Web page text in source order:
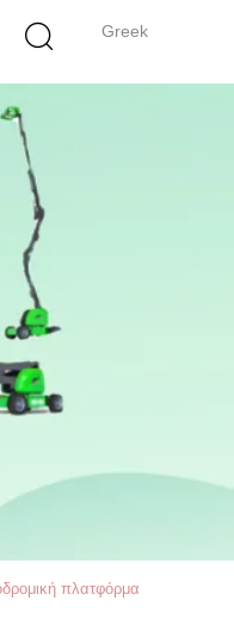
Greek
πλατφόρμα